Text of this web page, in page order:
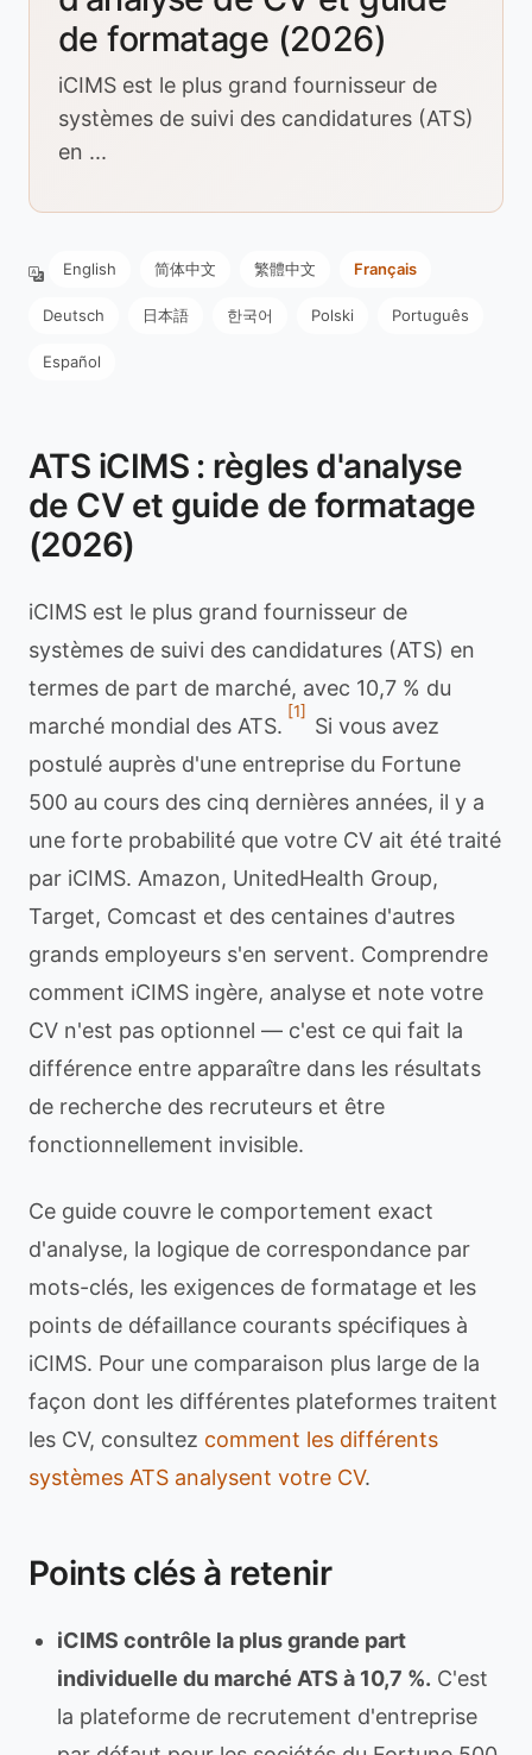
de formatage (2026)
iCIMS est le plus grand fournisseur de
systèmes de suivi des candidatures (ATS)
en ...
English 简体中文 繁體中文 Français
Deutsch 日本語 한국어 Polski Português
Español
ATS iCIMS : règles d'analyse
de CV et guide de formatage
(2026)
iCIMS est le plus grand fournisseur de
systèmes de suivi des candidatures (ATS) en
termes de part de marché, avec 10,7 % du
marché mondial des ATS.
[1]
Si vous avez
postulé auprès d'une entreprise du Fortune
500 au cours des cinq dernières années, il y a
une forte probabilité que votre CV ait été traité
par iCIMS. Amazon, UnitedHealth Group,
Target, Comcast et des centaines d'autres
grands employeurs s'en servent. Comprendre
comment iCIMS ingère, analyse et note votre
CV n'est pas optionnel — c'est ce qui fait la
différence entre apparaître dans les résultats
de recherche des recruteurs et être
fonctionnellement invisible.
Ce guide couvre le comportement exact
d'analyse, la logique de correspondance par
mots-clés, les exigences de formatage et les
points de défaillance courants spécifiques à
iCIMS. Pour une comparaison plus large de la
façon dont les différentes plateformes traitent
les CV, consultez comment les différents
systèmes ATS analysent votre CV.
Points clés à retenir
iCIMS contrôle la plus grande part
individuelle du marché ATS à 10,7 %. C'est
la plateforme de recrutement d'entreprise